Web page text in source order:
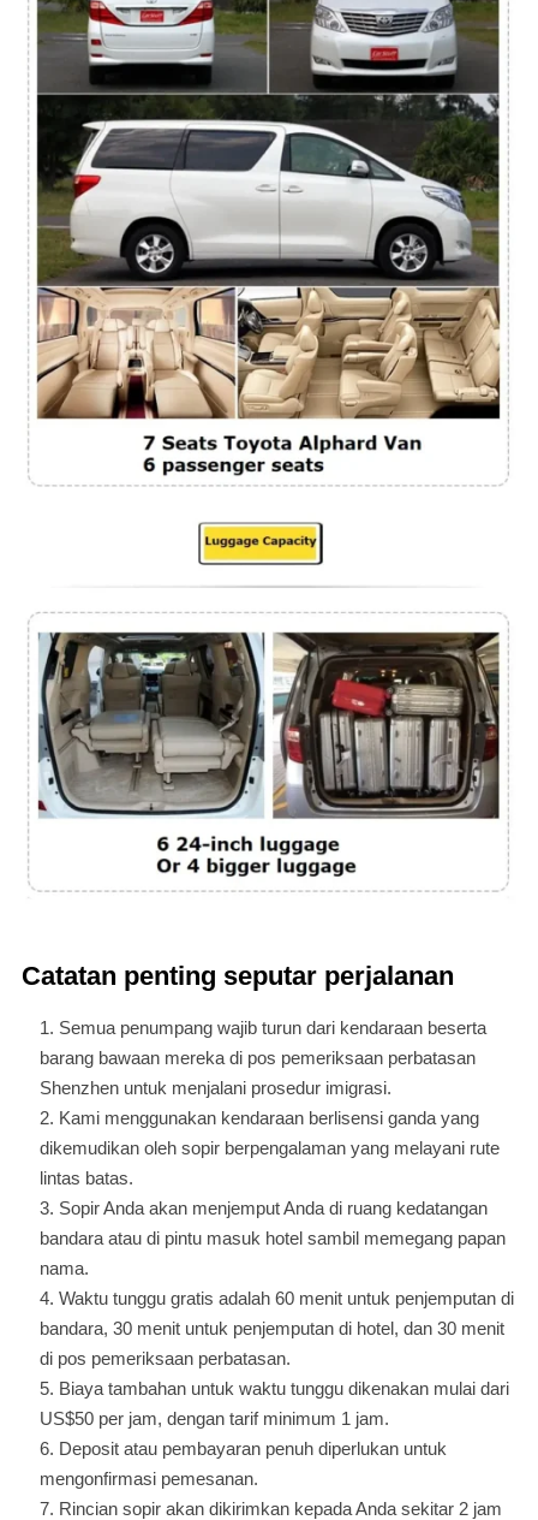
Catatan penting seputar perjalanan
Semua penumpang wajib turun dari kendaraan beserta
barang bawaan mereka di pos pemeriksaan perbatasan
Shenzhen untuk menjalani prosedur imigrasi.
Kami menggunakan kendaraan berlisensi ganda yang
dikemudikan oleh sopir berpengalaman yang melayani rute
lintas batas.
Sopir Anda akan menjemput Anda di ruang kedatangan
bandara atau di pintu masuk hotel sambil memegang papan
nama.
Waktu tunggu gratis adalah 60 menit untuk penjemputan di
bandara, 30 menit untuk penjemputan di hotel, dan 30 menit
di pos pemeriksaan perbatasan.
Biaya tambahan untuk waktu tunggu dikenakan mulai dari
US$50 per jam, dengan tarif minimum 1 jam.
Deposit atau pembayaran penuh diperlukan untuk
mengonfirmasi pemesanan.
Rincian sopir akan dikirimkan kepada Anda sekitar 2 jam